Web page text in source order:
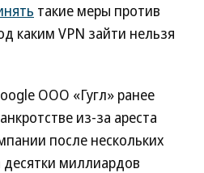
такие меры против
каким VPN зайти нельзя
ООО «Гугл» ранее
из-за ареста
после нескольких
миллиардов